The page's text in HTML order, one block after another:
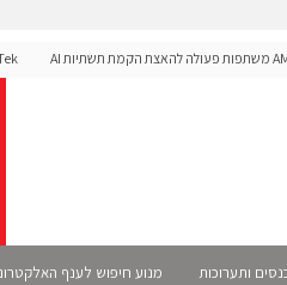
ותערוכות מנוע חיפוש לענף